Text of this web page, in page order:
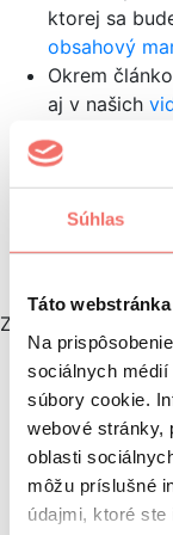
Súhlas
Táto
Na
sociálnych
súbory cookie.
webové stránky,
oblasti
môžu príslušné
údajmi, ktoré
ktorej sa
obsahový
Okrem
aj v našich
newslettri
Na túto tému
Veľký
všetky
Zmenili sme aj
Zamerali
viac do
V článkoch
viac zo seba
Infografiky už
súčasťou